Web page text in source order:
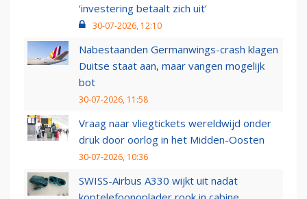
‘investering betaalt zich uit’
30-07-2026, 12:10
Nabestaanden Germanwings-crash klagen
Duitse staat aan, maar vangen mogelijk
bot
30-07-2026, 11:58
Vraag naar vliegtickets wereldwijd onder
druk door oorlog in het Midden-Oosten
30-07-2026, 10:36
SWISS-Airbus A330 wijkt uit nadat